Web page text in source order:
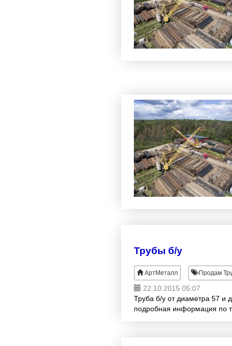
Трубы б/у
АртМеталл Продам
22.10.2015 05:07
Труба б/у от диаметра 57 и
подробная информация по